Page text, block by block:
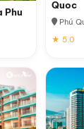
Phu
Quoc
Phú
★ 5.0